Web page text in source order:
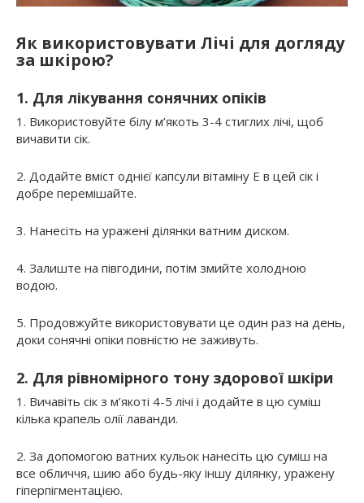
Як використовувати Лічі для догляду
за шкірою?
1. Для лікування сонячних опіків
1. Використовуйте білу м’якоть 3-4 стиглих лічі, щоб
вичавити сік.
2. Додайте вміст однієї капсули вітаміну Е в цей сік і
добре перемішайте.
3. Нанесіть на уражені ділянки ватним диском.
4. Залиште на півгодини, потім змийте холодною
водою.
5. Продовжуйте використовувати це один раз на день,
доки сонячні опіки повністю не заживуть.
2. Для рівномірного тону здорової шкіри
1. Вичавіть сік з м’якоті 4-5 лічі і додайте в цю суміш
кілька крапель олії лаванди.
2. За допомогою ватних кульок нанесіть цю суміш на
все обличчя, шию або будь-яку іншу ділянку, уражену
гіперпігментацією.